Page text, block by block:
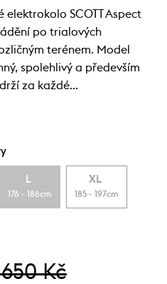
SCOTT Aspect
po trialových
terénem. Model
spolehlivý a především
za každé…
L
176 - 186cm
XL
185 - 197cm
Kč